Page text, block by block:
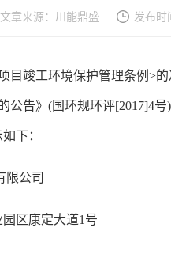
文章来源：川能鼎盛 发布时
目竣工环境保护管理条例>
公告》(国环规环评[2017]4
下：
限公司
区康定大道1号